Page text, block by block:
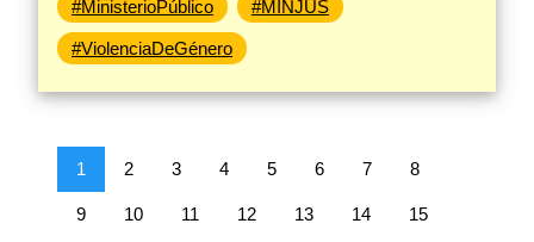
#MinisterioPúblico #MINJUS
#ViolenciaDeGénero
1 2 3 4 5 6 7 8
9 10 11 12 13 14 15